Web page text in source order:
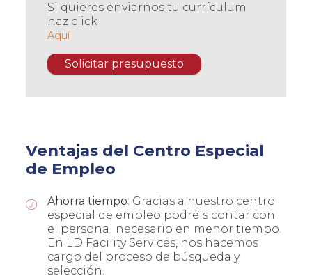
Si quieres enviarnos tu currículum
haz click
Aquí
Ventajas del Centro Especial
de Empleo
Ahorra tiempo: Gracias a nuestro centro
especial de empleo podréis contar con
el personal necesario en menor tiempo.
En LD Facility Services, nos hacemos
cargo del proceso de búsqueda y
selección.